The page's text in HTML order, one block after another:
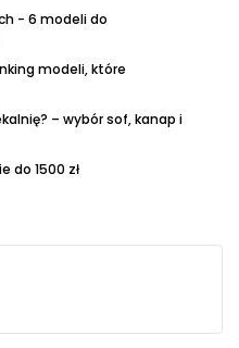
- 6 modeli do
modeli, które
– wybór sof, kanap i
do 1500 zł